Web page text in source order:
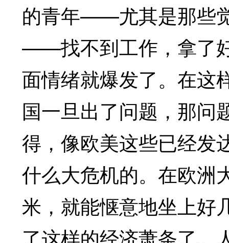
的青年——尤其是那些
——找不到工作，拿了
面情绪就爆发了。在这
国一旦出了问题，那问
得，像欧美这些已经发
什么大危机的。在欧洲
米，就能惬意地坐上好
了这样的经济萧条了。